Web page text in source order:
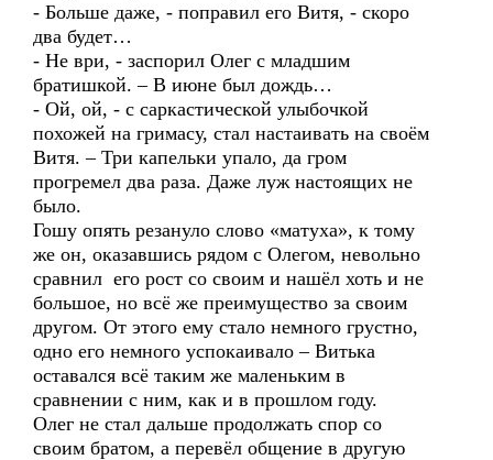
- Больше даже, - поправил его Витя, - скоро
два будет…
- Не ври, - заспорил Олег с младшим
братишкой. – В июне был дождь…
- Ой, ой, - с саркастической улыбочкой
похожей на гримасу, стал настаивать на своём
Витя. – Три капельки упало, да гром
прогремел два раза. Даже луж настоящих не
было.
Гошу опять резануло слово «матуха», к тому
же он, оказавшись рядом с Олегом, невольно
сравнил его рост со своим и нашёл хоть и не
большое, но всё же преимущество за своим
другом. От этого ему стало немного грустно,
одно его немного успокаивало – Витька
оставался всё таким же маленьким в
сравнении с ним, как и в прошлом году.
Олег не стал дальше продолжать спор со
своим братом, а перевёл общение в другую